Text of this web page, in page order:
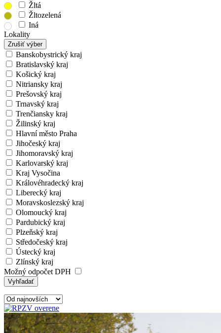
Žltá
Žltozelená
Iná
Lokality
Zrušiť výber
Banskobystrický kraj
Bratislavský kraj
Košický kraj
Nitriansky kraj
Prešovský kraj
Trnavský kraj
Trenčiansky kraj
Žilinský kraj
Hlavní město Praha
Jihočeský kraj
Jihomoravský kraj
Karlovarský kraj
Kraj Vysočina
Královéhradecký kraj
Liberecký kraj
Moravskoslezský kraj
Olomoucký kraj
Pardubický kraj
Plzeňský kraj
Středočeský kraj
Ústecký kraj
Zlínský kraj
Možný odpočet DPH
Vyhľadať